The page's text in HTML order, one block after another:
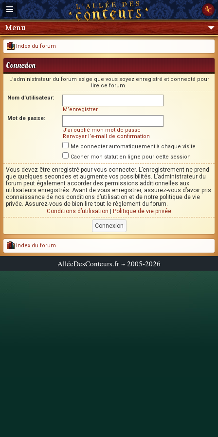
Menu
Index du forum
Connexion
L’administrateur du forum exige que vous soyez enregistré et connecté pour
lire ce forum.
Nom d’utilisateur:
M’enregistrer
Mot de passe:
J’ai oublié mon mot de passe
Renvoyer l’e-mail de confirmation
Me connecter automatiquement à chaque visite
Cacher mon statut en ligne pour cette session
Vous devez être enregistré pour vous connecter. L’enregistrement ne prend
que quelques secondes et augmente vos possibilités. L’administrateur du
forum peut également accorder des permissions additionnelles aux
utilisateurs enregistrés. Avant de vous enregistrer, assurez-vous d’avoir pris
connaissance de nos conditions d’utilisation et de notre politique de vie
privée. Assurez-vous de bien lire tout le règlement du forum.
Conditions d’utilisation
Politique de vie privée
Index du forum
AlléeDesConteurs.fr ~ 2005-2026